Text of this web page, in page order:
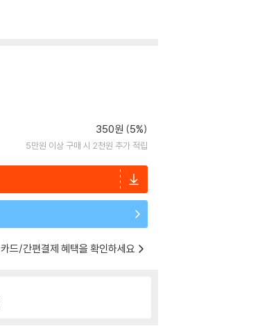
350원 (5%)
5만원 이상 구매 시 2천원 추가 적립
카드/간편결제 혜택을 확인하세요